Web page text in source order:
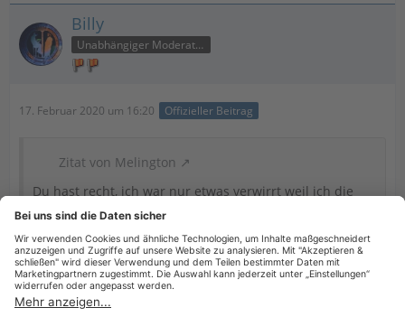
Billy
Unabhängiger Moderator
17. Februar 2020 um 16:20 Offizieller Beitrag
Zitat von Melington
Du hast recht, ich war nur etwas verwirrt weil ich die
Steuerdatei in 2017 angelegt habe und sie eben auch so
O.k., das erklärt alles. Passiert halt.